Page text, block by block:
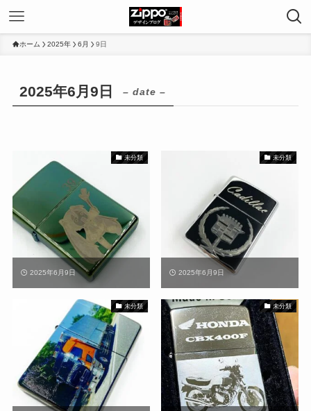
ホーム 2025年 6月 9日
2025年6月9日 – date –
未分類
2025年6月9日
未分類
2025年6月9日
未分類 未分類